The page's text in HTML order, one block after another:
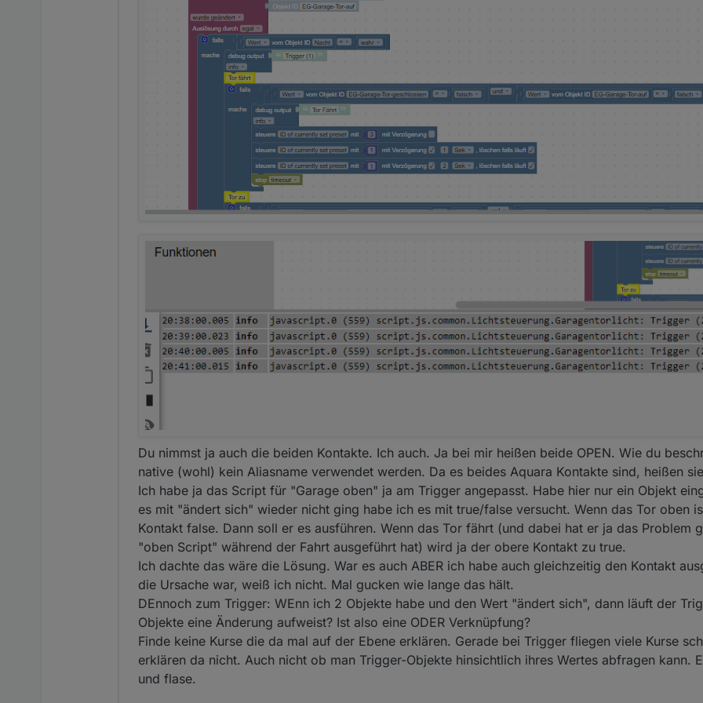
Scripte nicht mehr anzupassen. Aber das solltest du erst anpacken wenn du besser mit ioBroker
Nich alles auf einmal. Ich erwähne das nur da es dir bei der Programmendwicklung (Scripte)
und nicht für oben und unten nur "open".
Nur mal zur Erwähnung man kann auf Werte triggern aber für die Garagenfunktion ist das nicht
mal beim einfachen und nicht gleich mit dem "Vorschlaghammer".
Schau dir noch mal meinen Trigger und meine Abfragen an oder die von den Anderen die Hier
haben.
Die funktionieren sicher alle und sind ohne Schnörkel.
Du nimmst ja auch die beiden Kontakte. Ich auch. Ja bei mir heißen beide OPEN. Wie du
native (wohl) kein Aliasname verwendet werden. Da es beides Aquara Kontakte sind, heißen
Ich habe ja das Script für "Garage oben" ja am Trigger angepasst. Habe hier nur ein Objekt
es mit "ändert sich" wieder nicht ging habe ich es mit true/false versucht. Wenn das Tor oben
Kontakt false. Dann soll er es ausführen. Wenn das Tor fährt (und dabei hat er ja das Problem
"oben Script" während der Fahrt ausgeführt hat) wird ja der obere Kontakt zu true.
Ich dachte das wäre die Lösung. War es auch ABER ich habe auch gleichzeitig den Kontakt
die Ursache war, weiß ich nicht. Mal gucken wie lange das hält.
DEnnoch zum Trigger: WEnn ich 2 Objekte habe und den Wert "ändert sich", dann läuft der
Objekte eine Änderung aufweist? Ist also eine ODER Verknüpfung?
Finde keine Kurse die da mal auf der Ebene erklären. Gerade bei Trigger fliegen viele Kurse
erklären da nicht. Auch nicht ob man Trigger-Objekte hinsichtlich ihres Wertes abfragen kann.
und flase.